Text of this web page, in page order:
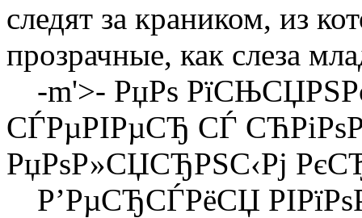
следят за краником, из
прозрачные, как слеза
-m'>- РџРѕ
СЃРµРІРµСЂ СЃ
РџРѕР»СЏСЂРЅС‹Рј
Р’РµСЂСЃРёСЏ